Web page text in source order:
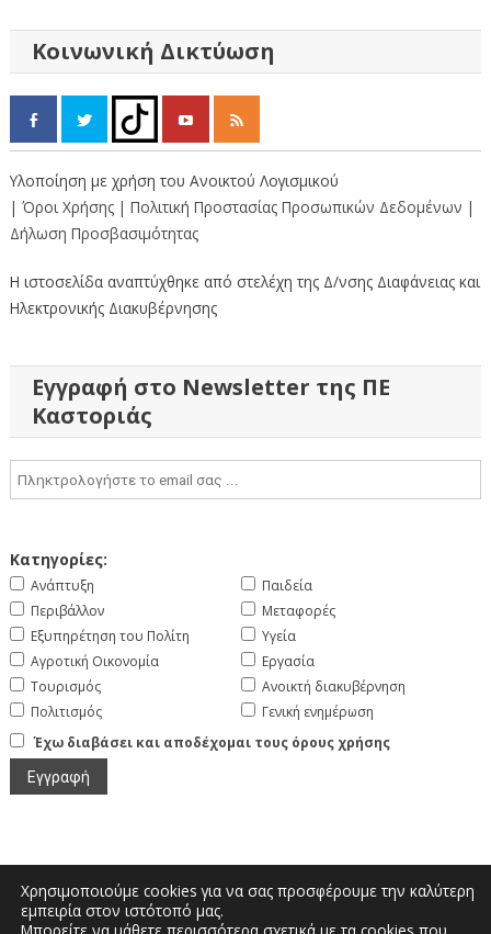
Κοινωνική Δικτύωση
Υλοποίηση με χρήση του Ανοικτού Λογισμικού
| Όροι Χρήσης | Πολιτική Προστασίας Προσωπικών Δεδομένων |
Δήλωση Προσβασιμότητας
Η ιστοσελίδα αναπτύχθηκε από στελέχη της Δ/νσης Διαφάνειας και
Ηλεκτρονικής Διακυβέρνησης
Εγγραφή στο Newsletter της ΠΕ
Καστοριάς
Κατηγορίες:
Ανάπτυξη
Περιβάλλον
Εξυπηρέτηση του Πολίτη
Αγροτική Οικονομία
Τουρισμός
Πολιτισμός
Παιδεία
Μεταφορές
Υγεία
Εργασία
Ανοικτή διακυβέρνηση
Γενική ενημέρωση
Έχω διαβάσει και αποδέχομαι τους όρους χρήσης
Χρησιμοποιούμε cookies για να σας προσφέρουμε την καλύτερη
εμπειρία στον ιστότοπό μας.